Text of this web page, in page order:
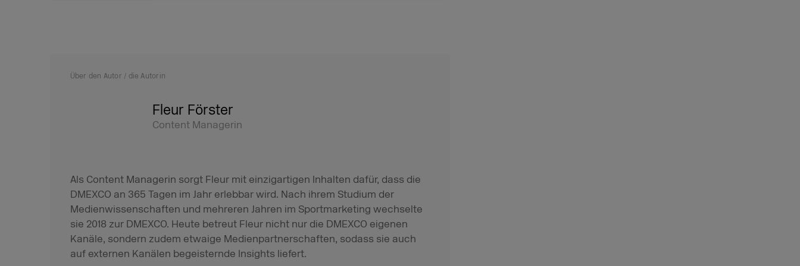
Über den Autor / die Autorin
Fleur Förster
Content Managerin
Als Content Managerin sorgt Fleur mit einzigartigen Inhalten dafür, dass die
DMEXCO an 365 Tagen im Jahr erlebbar wird. Nach ihrem Studium der
Medienwissenschaften und mehreren Jahren im Sportmarketing wechselte
sie 2018 zur DMEXCO. Heute betreut Fleur nicht nur die DMEXCO eigenen
Kanäle, sondern zudem etwaige Medienpartnerschaften, sodass sie auch
auf externen Kanälen begeisternde Insights liefert.